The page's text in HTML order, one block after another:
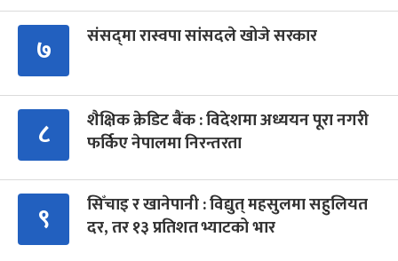
७ संसद्‍मा रास्वपा सांसदले खोजे सरकार
८
शैक्षिक क्रेडिट बैंक : विदेशमा अध्ययन पूरा नगरी
फर्किए नेपालमा निरन्तरता
९
सिँचाइ र खानेपानी : विद्युत् महसुलमा सहुलियत
दर, तर १३ प्रतिशत भ्याटको भार